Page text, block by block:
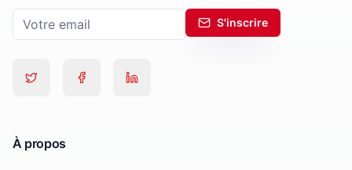
S'inscrire
À propos